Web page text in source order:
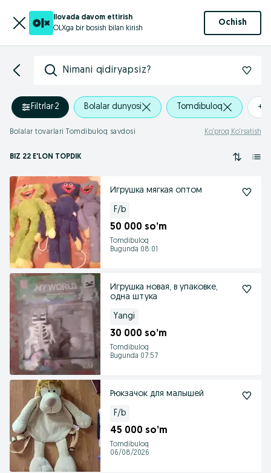
Ilovada davom ettirish
OLXga bir bosish bilan kirish
Ochish
Nimani qidiryapsiz?
Filtrlar·2 Bolalar dunyosi Tomdibuloq +0
Bolalar tovarlari Tomdibuloq savdosi Ko‘proq Ko‘rsatish
BIZ 22 E'LON TOPDIK
Игрушка мягкая оптом
F/b
50 000 so’m
Tomdibuloq
Bugunda 08:01
Игрушка новая, в упаковке,
одна штука
Yangi
30 000 so’m
Tomdibuloq
Bugunda 07:57
Рюкзачок для малышей
F/b
45 000 so’m
Tomdibuloq
06/08/2026